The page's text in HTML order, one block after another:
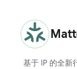
基于 IP 的全新